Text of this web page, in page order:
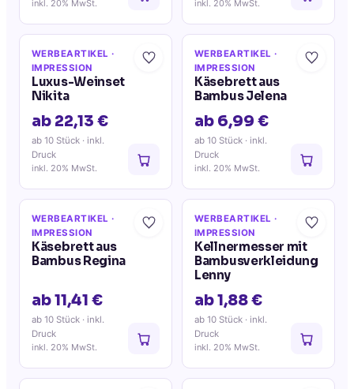
inkl. 20% MwSt.
inkl. 20% MwSt.
WERBEARTIKEL ·
IMPRESSION
Luxus-Weinset
Nikita
ab 22,13 €
ab 10 Stück · inkl.
Druck
inkl. 20% MwSt.
WERBEARTIKEL ·
IMPRESSION
Käsebrett aus
Bambus Jelena
ab 6,99 €
ab 10 Stück · inkl.
Druck
inkl. 20% MwSt.
WERBEARTIKEL ·
IMPRESSION
Käsebrett aus
Bambus Regina
ab 11,41 €
ab 10 Stück · inkl.
Druck
inkl. 20% MwSt.
WERBEARTIKEL ·
IMPRESSION
Kellnermesser mit
Bambusverkleidung
Lenny
ab 1,88 €
ab 10 Stück · inkl.
Druck
inkl. 20% MwSt.